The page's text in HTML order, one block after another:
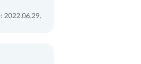
2022.06.29.